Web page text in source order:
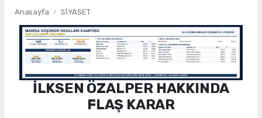
Anasayfa SİYASET
İLKSEN ÖZALPER HAKKINDA
FLAŞ KARAR